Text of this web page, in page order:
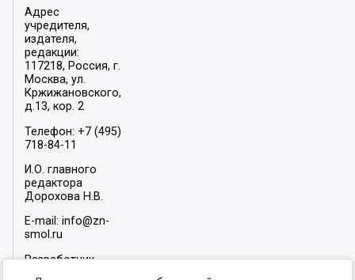
Адрес
учредителя,
издателя,
редакции:
117218, Россия, г.
Москва, ул.
Кржижановского,
д.13, кор. 2
Телефон: +7 (495)
718-84-11
И.О. главного
редактора
Дорохова Н.В.
E-mail: info@zn-
smol.ru
Разработчик